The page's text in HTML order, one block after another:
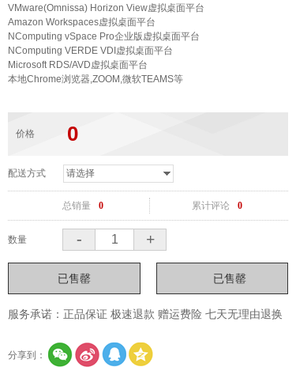
VMware(Omnissa) Horizon View虚拟桌面平台
Amazon Workspaces虚拟桌面平台
NComputing vSpace Pro企业版虚拟桌面平台
NComputing VERDE VDI虚拟桌面平台
Microsoft RDS/AVD虚拟桌面平台
本地Chrome浏览器,ZOOM,微软TEAMS等
价格 0
配送方式
总销量 0 累计评论 0
数量 - +
服务承诺：正品保证 极速退款 赠运费险 七天无理由退换
分享到：